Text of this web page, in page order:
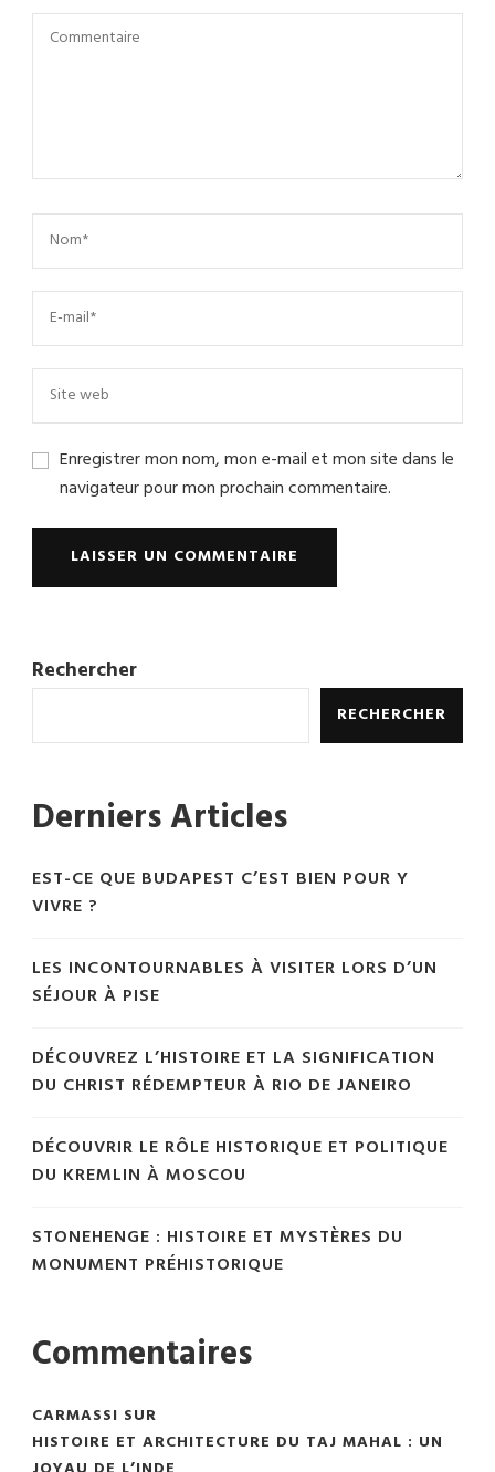
Enregistrer mon nom, mon e-mail et mon site dans le
navigateur pour mon prochain commentaire.
Rechercher
RECHERCHER
Derniers Articles
EST-CE QUE BUDAPEST C’EST BIEN POUR Y
VIVRE ?
LES INCONTOURNABLES À VISITER LORS D’UN
SÉJOUR À PISE
DÉCOUVREZ L’HISTOIRE ET LA SIGNIFICATION
DU CHRIST RÉDEMPTEUR À RIO DE JANEIRO
DÉCOUVRIR LE RÔLE HISTORIQUE ET POLITIQUE
DU KREMLIN À MOSCOU
STONEHENGE : HISTOIRE ET MYSTÈRES DU
MONUMENT PRÉHISTORIQUE
Commentaires
CARMASSI SUR
HISTOIRE ET ARCHITECTURE DU TAJ MAHAL : UN